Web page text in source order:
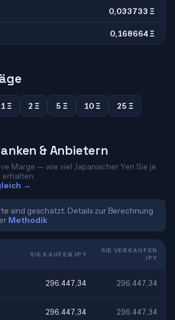
0,033733 Ξ
0,168664 Ξ
1 Ξ 2 Ξ 5 Ξ 10 Ξ 25 Ξ
& Anbietern
Marge — wie viel Japanischer Yen Sie je
→
sind geschätzt. Details zur Berechnung
Methodik
SIE KAUFEN JPY
SIE VERKAUFEN
JPY
296.447,34 296.447,34
296.447,34 296.447,34